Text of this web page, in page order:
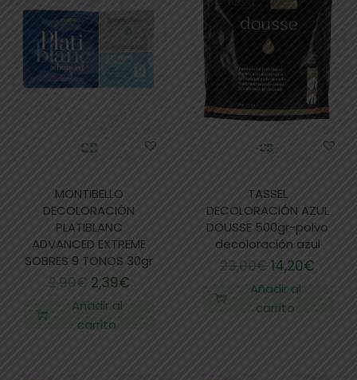
MONTIBELLO
DECOLORACIÓN
PLATIBLANC
ADVANCED EXTREME
SOBRES 9 TONOS 30gr
2,90€ 2,39€
Añadir al
carrito
TASSEL
DECOLORACIÓN AZUL
DOUSSE 500gr-polvo
decoloración azul
23,00€14,20€
Añadir al
carrito